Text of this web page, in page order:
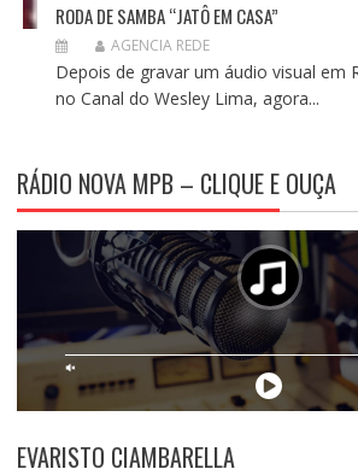
RODA DE SAMBA “JATÔ EM CASA”
AGENCIA REDE
Depois de gravar um áudio visual em
no Canal do Wesley Lima, agora...
RÁDIO NOVA MPB – CLIQUE E OUÇA
EVARISTO CIAMBARELLA